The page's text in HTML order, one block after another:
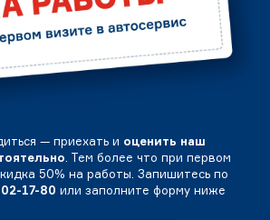
— приехать и оценить наш
. Тем более что при первом
50% на работы. Запишитесь по
17-80 или заполните форму ниже